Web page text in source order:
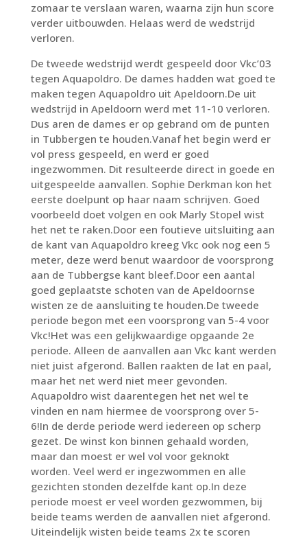
zomaar te verslaan waren, waarna zijn hun score
verder uitbouwden. Helaas werd de wedstrijd
verloren.
De tweede wedstrijd werdt gespeeld door Vkc’03
tegen Aquapoldro. De dames hadden wat goed te
maken tegen Aquapoldro uit Apeldoorn.De uit
wedstrijd in Apeldoorn werd met 11-10 verloren.
Dus aren de dames er op gebrand om de punten
in Tubbergen te houden.Vanaf het begin werd er
vol press gespeeld, en werd er goed
ingezwommen. Dit resulteerde direct in goede en
uitgespeelde aanvallen. Sophie Derkman kon het
eerste doelpunt op haar naam schrijven. Goed
voorbeeld doet volgen en ook Marly Stopel wist
het net te raken.Door een foutieve uitsluiting aan
de kant van Aquapoldro kreeg Vkc ook nog een 5
meter, deze werd benut waardoor de voorsprong
aan de Tubbergse kant bleef.Door een aantal
goed geplaatste schoten van de Apeldoornse
wisten ze de aansluiting te houden.De tweede
periode begon met een voorsprong van 5-4 voor
Vkc!Het was een gelijkwaardige opgaande 2e
periode. Alleen de aanvallen aan Vkc kant werden
niet juist afgerond. Ballen raakten de lat en paal,
maar het net werd niet meer gevonden.
Aquapoldro wist daarentegen het net wel te
vinden en nam hiermee de voorsprong over 5-
6!In de derde periode werd iedereen op scherp
gezet. De winst kon binnen gehaald worden,
maar dan moest er wel vol voor geknokt
worden. Veel werd er ingezwommen en alle
gezichten stonden dezelfde kant op.In deze
periode moest er veel worden gezwommen, bij
beide teams werden de aanvallen niet afgerond.
Uiteindelijk wisten beide teams 2x te scoren